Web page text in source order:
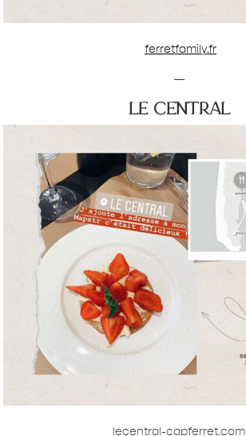
ferretfamily.fr
—
le central
lecentral-capferret.com